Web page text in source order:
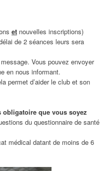
et nouvelles inscriptions)
de 2 séances leurs sera
Vous pouvez envoyer
en nous informant.
permet d’aider le club et son
obligatoire que vous soyez
du questionnaire de santé
médical datant de moins de 6